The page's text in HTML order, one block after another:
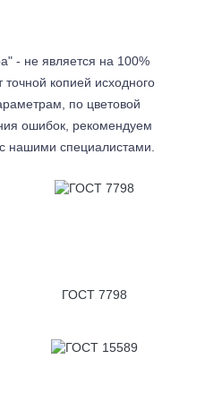
- не является на 100%
точной копией исходного
по цветовой
ошибок, рекомендуем
нашими специалистами.
ГОСТ 7798